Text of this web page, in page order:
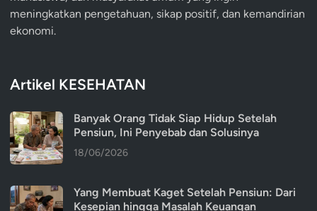
meningkatkan pengetahuan, sikap positif, dan kemandirian
ekonomi.
Artikel KESEHATAN
Banyak Orang Tidak Siap Hidup Setelah
Pensiun, Ini Penyebab dan Solusinya
18/06/2026
Yang Membuat Kaget Setelah Pensiun: Dari
Kesepian hingga Masalah Keuangan